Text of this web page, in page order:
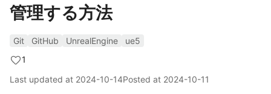
管理する方法
Git GitHub UnrealEngine
ue5
1
Last updated at 2024-10-14Posted at 2024-10-11